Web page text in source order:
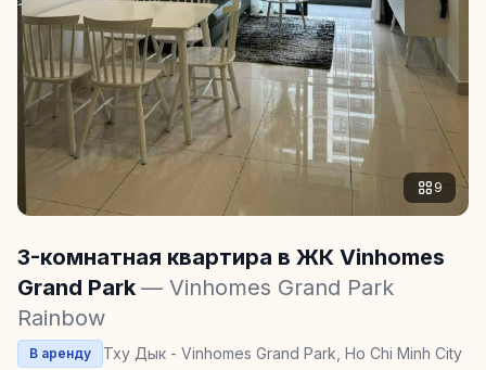
9
3-комнатная квартира в ЖК Vinhomes
Grand Park — Vinhomes Grand Park
Rainbow
В аренду Тху Дык - Vinhomes Grand Park, Ho Chi Minh City